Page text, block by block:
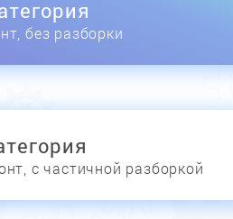
без разборки
с частичной разборкой